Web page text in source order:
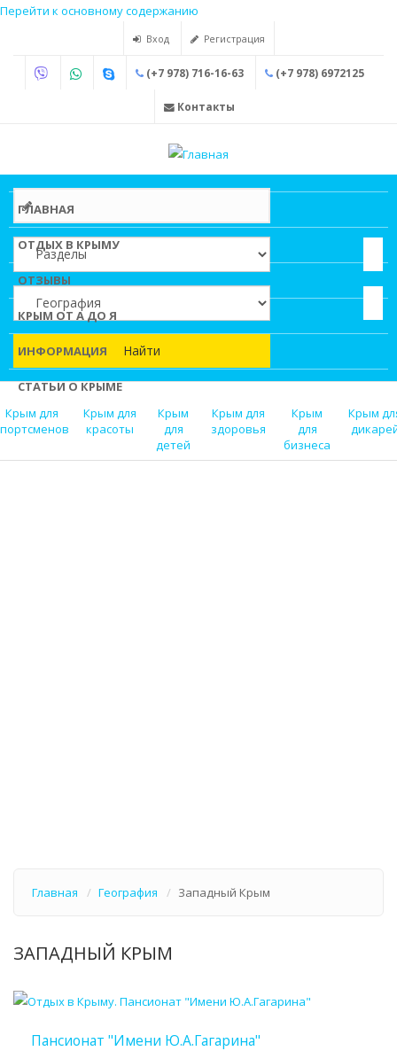
Перейти к основному содержанию
Вход Регистрация
(+7 978) 716-16-63 (+7 978) 6972125
Контакты
ГЛАВНАЯ
ОТДЫХ В КРЫМУ
ОТЗЫВЫ
КРЫМ ОТ А ДО Я
ИНФОРМАЦИЯ
СТАТЬИ О КРЫМЕ
Найти
Крым для
Крым для
красоты
Крым
для
детей
Крым для
здоровья
Крым
для
бизнеса
Крым
Главная География Западный Крым
ЗАПАДНЫЙ КРЫМ
Пансионат "Имени Ю.А.Гагарина"